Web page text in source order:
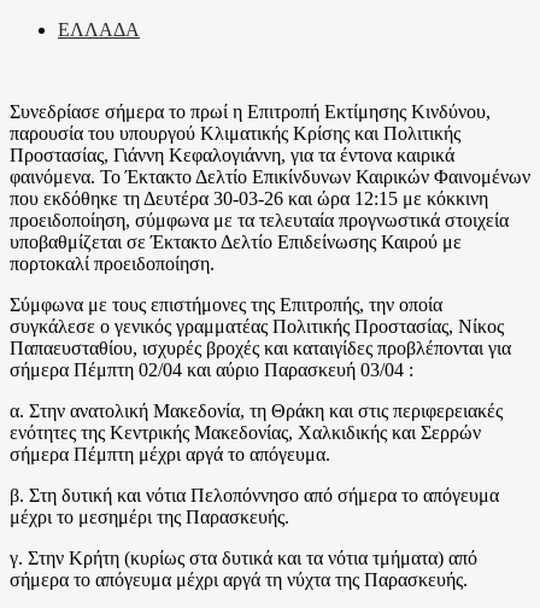
ΕΛΛΑΔΑ
Συνεδρίασε σήμερα το πρωί η Επιτροπή Εκτίμησης Κινδύνου,
παρουσία του υπουργού Κλιματικής Κρίσης και Πολιτικής
Προστασίας, Γιάννη Κεφαλογιάννη, για τα έντονα καιρικά
φαινόμενα. Το Έκτακτο Δελτίο Επικίνδυνων Καιρικών Φαινομένων
που εκδόθηκε τη Δευτέρα 30-03-26 και ώρα 12:15 με κόκκινη
προειδοποίηση, σύμφωνα με τα τελευταία προγνωστικά στοιχεία
υποβαθμίζεται σε Έκτακτο Δελτίο Επιδείνωσης Καιρού με
πορτοκαλί προειδοποίηση.
Σύμφωνα με τους επιστήμονες της Επιτροπής, την οποία
συγκάλεσε ο γενικός γραμματέας Πολιτικής Προστασίας, Νίκος
Παπαευσταθίου, ισχυρές βροχές και καταιγίδες προβλέπονται για
σήμερα Πέμπτη 02/04 και αύριο Παρασκευή 03/04 :
α. Στην ανατολική Μακεδονία, τη Θράκη και στις περιφερειακές
ενότητες της Κεντρικής Μακεδονίας, Χαλκιδικής και Σερρών
σήμερα Πέμπτη μέχρι αργά το απόγευμα.
β. Στη δυτική και νότια Πελοπόννησο από σήμερα το απόγευμα
μέχρι το μεσημέρι της Παρασκευής.
γ. Στην Κρήτη (κυρίως στα δυτικά και τα νότια τμήματα) από
σήμερα το απόγευμα μέχρι αργά τη νύχτα της Παρασκευής.